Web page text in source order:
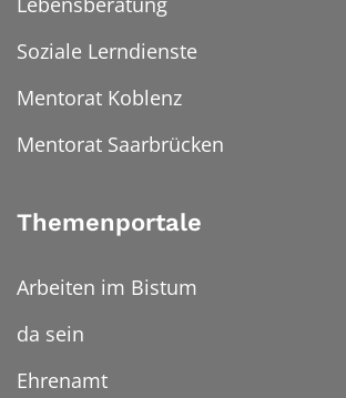
Soziale Lerndienste
Mentorat Koblenz
Mentorat Saarbrücken
Themenportale
Arbeiten im Bistum
da sein
Ehrenamt